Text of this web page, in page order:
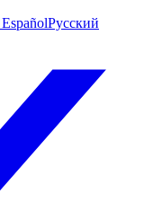
EspañolРусский